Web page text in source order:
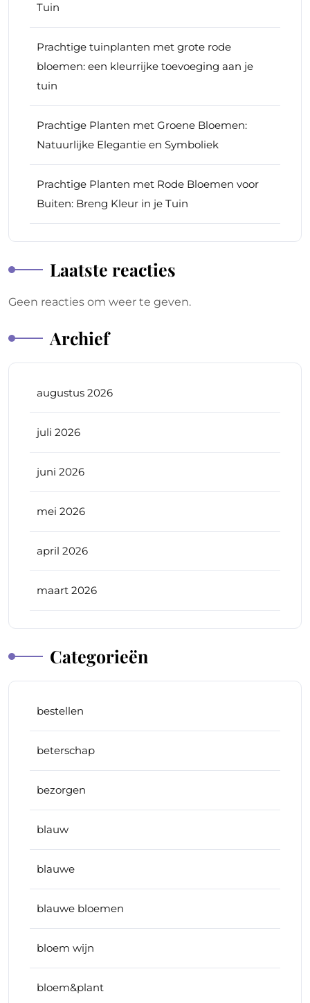
Tuin
Prachtige tuinplanten met grote rode
bloemen: een kleurrijke toevoeging aan je
tuin
Prachtige Planten met Groene Bloemen:
Natuurlijke Elegantie en Symboliek
Prachtige Planten met Rode Bloemen voor
Buiten: Breng Kleur in je Tuin
Laatste reacties
Geen reacties om weer te geven.
Archief
augustus 2026
juli 2026
juni 2026
mei 2026
april 2026
maart 2026
Categorieën
bestellen
beterschap
bezorgen
blauw
blauwe
blauwe bloemen
bloem wijn
bloem&plant